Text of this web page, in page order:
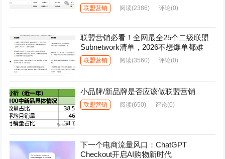
联盟营销 阅读(2386) 评论(0)
联盟营销必看！全网最全25个二级联盟
Subnetwork清单，2026不想爆单都难
联盟营销 阅读(3560) 评论(0)
小品牌/新品牌是否应该做联盟营销
联盟营销 阅读(650) 评论(0)
下一个电商流量风口：ChatGPT
Checkout开启AI购物新时代